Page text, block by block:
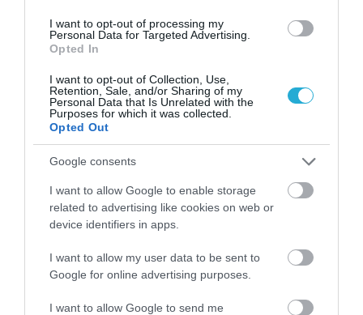
I want to opt-out of processing my
Personal Data for Targeted Advertising.
Opted In
I want to opt-out of Collection, Use,
Retention, Sale, and/or Sharing of my
Personal Data that Is Unrelated with the
Purposes for which it was collected.
Opted Out
Google consents
I want to allow Google to enable storage
related to advertising like cookies on web or
device identifiers in apps.
I want to allow my user data to be sent to
Google for online advertising purposes.
I want to allow Google to send me
31.07.2026 15:11
Το σημάδι στο πόδι που μπορεί να κρύβει
θρόμβωση